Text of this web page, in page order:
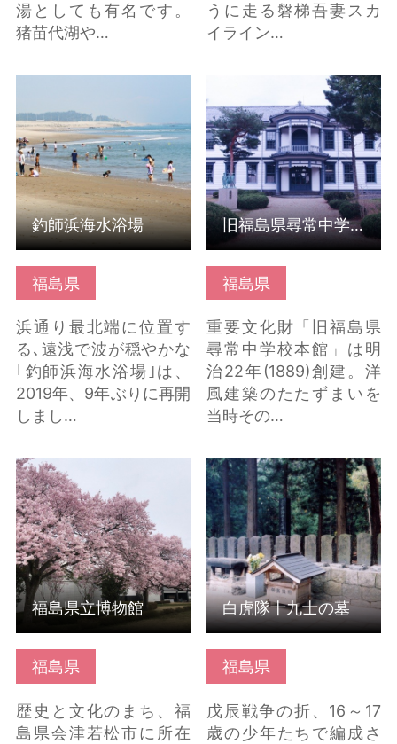
湯としても有名です。
猪苗代湖や…
うに走る磐梯吾妻スカ
イライン…
福島県
浜通り最北端に位置す
る､遠浅で波が穏やかな
｢釣師浜海水浴場｣は、
2019年、9年ぶりに再開
しまし…
釣師浜海水浴場
福島県
重要文化財「旧福島県
尋常中学校本館」は明
治22年(1889)創建。洋
風建築のたたずまいを
当時その…
旧福島県尋常中学校本
館（安積歴史博物館）
の詳細はこちら
旧福島県尋常中学校本館（安積歴史博物館）
福島県
歴史と文化のまち、福
島県会津若松市に所在
福島県立博物館 の詳細
はこちら
福島県立博物館
福島県
戊辰戦争の折、16～17
歳の少年たちで編成さ
白虎隊十九士の墓 の詳
細はこちら
白虎隊十九士の墓